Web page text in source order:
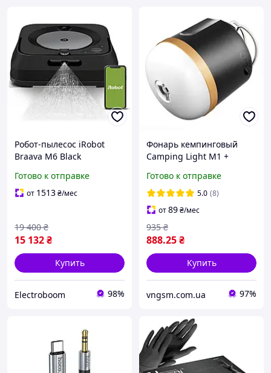
Робот-пылесос iRobot
Braava M6 Black
Готово к отправке
от 1513₴/мес
15 132₴
19 400 ₴
Купить
Electroboom 98%
Фонарь кемпинговый
Camping Light M1 +
режимов / магнит /
крючок / IP65 / Type-C
Black
Готово к отправке
5.0 (8)
от89₴/мес
888.25₴
935 ₴
Купить
vngsm.com.ua 97%